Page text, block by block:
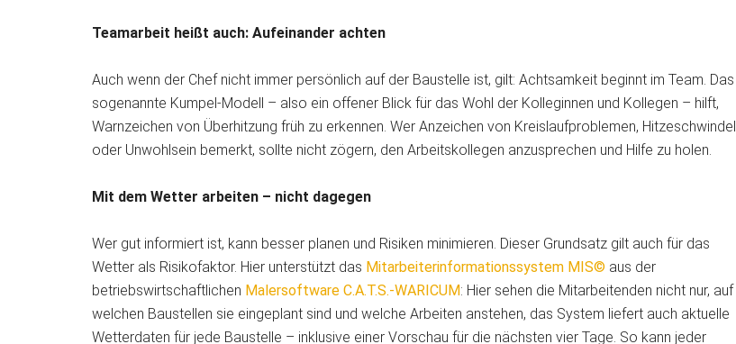
Teamarbeit heißt auch: Aufeinander achten
Auch wenn der Chef nicht immer persönlich auf der Baustelle ist, gilt: Achtsamkeit beginnt im Team. Das
sogenannte Kumpel-Modell – also ein offener Blick für das Wohl der Kolleginnen und Kollegen – hilft,
Warnzeichen von Überhitzung früh zu erkennen. Wer Anzeichen von Kreislaufproblemen, Hitzeschwindel
oder Unwohlsein bemerkt, sollte nicht zögern, den Arbeitskollegen anzusprechen und Hilfe zu holen.
Mit dem Wetter arbeiten – nicht dagegen
Wer gut informiert ist, kann besser planen und Risiken minimieren. Dieser Grundsatz gilt auch für das
Wetter als Risikofaktor. Hier unterstützt das Mitarbeiterinformationssystem MIS© aus der
betriebswirtschaftlichen Malersoftware C.A.T.S.-WARICUM: Hier sehen die Mitarbeitenden nicht nur, auf
welchen Baustellen sie eingeplant sind und welche Arbeiten anstehen, das System liefert auch aktuelle
Wetterdaten für jede Baustelle – inklusive einer Vorschau für die nächsten vier Tage. So kann jeder